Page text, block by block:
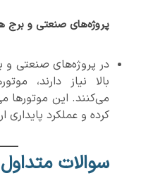
پروژه‌های صنعتی و برج
در پروژه‌های صنعتی و
بالا نیاز دارند،
می‌کنند. این موتورها
کرده و عملکرد پایداری
سوالات متداول